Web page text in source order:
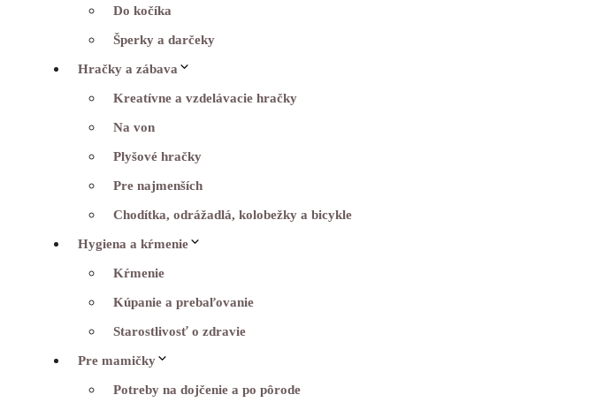
Do kočíka
Šperky a darčeky
Hračky a zábava
Kreatívne a vzdelávacie hračky
Na von
Plyšové hračky
Pre najmenších
Chodítka, odrážadlá, kolobežky a bicykle
Hygiena a kŕmenie
Kŕmenie
Kúpanie a prebaľovanie
Starostlivosť o zdravie
Pre mamičky
Potreby na dojčenie a po pôrode